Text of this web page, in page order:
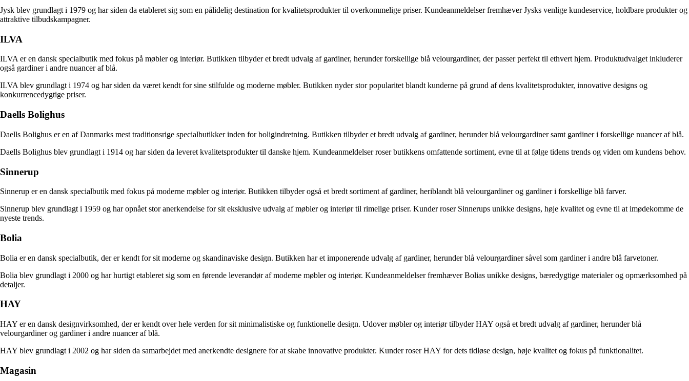
Jysk blev grundlagt i 1979 og har siden da etableret sig som en pålidelig destination for kvalitetsprodukter til overkommelige priser. Kundeanmeldelser fremhæver Jysks venlige kundeservice, holdbare produkter og
attraktive tilbudskampagner.
ILVA
ILVA er en dansk specialbutik med fokus på møbler og interiør. Butikken tilbyder et bredt udvalg af gardiner, herunder forskellige blå velourgardiner, der passer perfekt til ethvert hjem. Produktudvalget inkluderer
også gardiner i andre nuancer af blå.
ILVA blev grundlagt i 1974 og har siden da været kendt for sine stilfulde og moderne møbler. Butikken nyder stor popularitet blandt kunderne på grund af dens kvalitetsprodukter, innovative designs og
konkurrencedygtige priser.
Daells Bolighus
Daells Bolighus er en af Danmarks mest traditionsrige specialbutikker inden for boligindretning. Butikken tilbyder et bredt udvalg af gardiner, herunder blå velourgardiner samt gardiner i forskellige nuancer af blå.
Daells Bolighus blev grundlagt i 1914 og har siden da leveret kvalitetsprodukter til danske hjem. Kundeanmeldelser roser butikkens omfattende sortiment, evne til at følge tidens trends og viden om kundens behov.
Sinnerup
Sinnerup er en dansk specialbutik med fokus på moderne møbler og interiør. Butikken tilbyder også et bredt sortiment af gardiner, heriblandt blå velourgardiner og gardiner i forskellige blå farver.
Sinnerup blev grundlagt i 1959 og har opnået stor anerkendelse for sit eksklusive udvalg af møbler og interiør til rimelige priser. Kunder roser Sinnerups unikke designs, høje kvalitet og evne til at imødekomme de
nyeste trends.
Bolia
Bolia er en dansk specialbutik, der er kendt for sit moderne og skandinaviske design. Butikken har et imponerende udvalg af gardiner, herunder blå velourgardiner såvel som gardiner i andre blå farvetoner.
Bolia blev grundlagt i 2000 og har hurtigt etableret sig som en førende leverandør af moderne møbler og interiør. Kundeanmeldelser fremhæver Bolias unikke designs, bæredygtige materialer og opmærksomhed på
detaljer.
HAY
HAY er en dansk designvirksomhed, der er kendt over hele verden for sit minimalistiske og funktionelle design. Udover møbler og interiør tilbyder HAY også et bredt udvalg af gardiner, herunder blå
velourgardiner og gardiner i andre nuancer af blå.
HAY blev grundlagt i 2002 og har siden da samarbejdet med anerkendte designere for at skabe innovative produkter. Kunder roser HAY for dets tidløse design, høje kvalitet og fokus på funktionalitet.
Magasin